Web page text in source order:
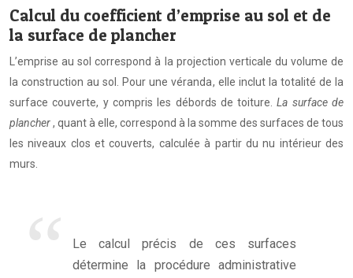
Calcul du coefficient d’emprise au sol et de
la surface de plancher
L’emprise au sol correspond à la projection verticale du volume de
la construction au sol. Pour une véranda, elle inclut la totalité de la
surface couverte, y compris les débords de toiture.La surface de
plancher, quant à elle, correspond à la somme des surfaces de tous
les niveaux clos et couverts, calculée à partir du nu intérieur des
murs.
Le calcul précis de ces surfaces
détermine la procédure administrative